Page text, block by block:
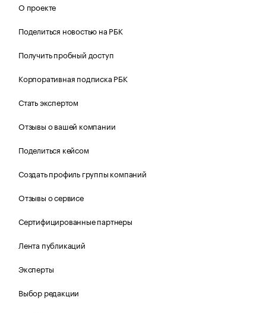
О проекте
Поделиться новостью на РБК
Получить пробный доступ
Корпоративная подписка РБК
Стать экспертом
Отзывы о вашей компании
Поделиться кейсом
Создать профиль группы компаний
Отзывы о сервисе
Сертифицированные партнеры
Лента публикаций
Эксперты
Выбор редакции